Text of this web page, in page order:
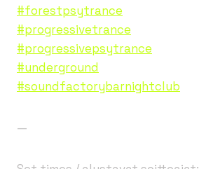
#forestpsytrance
#progressivetrance
#progressivepsytrance
#underground
#soundfactorybarnightclub
—